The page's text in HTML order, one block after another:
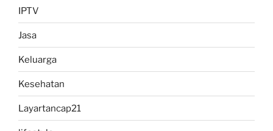
IPTV
Jasa
Keluarga
Kesehatan
Layartancap21